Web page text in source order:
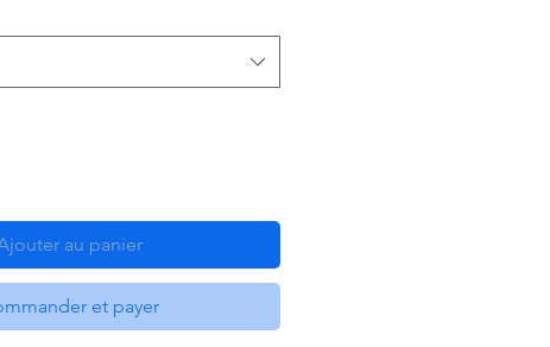
au panier
et payer